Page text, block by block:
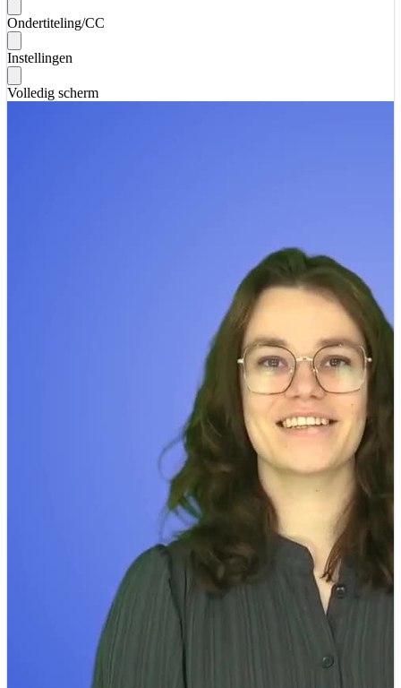
Ondertiteling/CC
Instellingen
Volledig scherm